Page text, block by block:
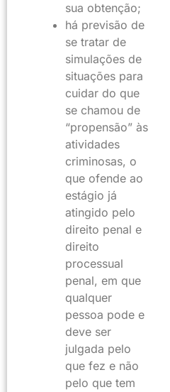
sua obtenção;
há previsão de
se tratar de
simulações de
situações para
cuidar do que
se chamou de
“propensão” às
atividades
criminosas, o
que ofende ao
estágio já
atingido pelo
direito penal e
direito
processual
penal, em que
qualquer
pessoa pode e
deve ser
julgada pelo
que fez e não
pelo que tem